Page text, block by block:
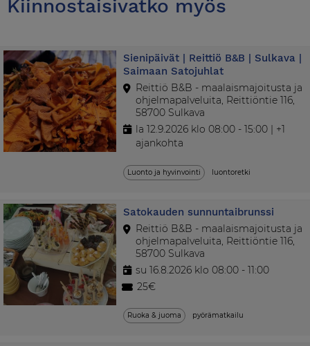
Kiinnostaisivatko myös
Sienipäivät | Reittiö B&B | Sulkava |
Saimaan Satojuhlat
Reittiö B&B - maalaismajoitusta ja
ohjelmapalveluita, Reittiöntie 116,
58700 Sulkava
la 12.9.2026 klo 08:00 - 15:00 | +1
ajankohta
Luonto ja hyvinvointi luontoretki
Satokauden sunnuntaibrunssi
Reittiö B&B - maalaismajoitusta ja
ohjelmapalveluita, Reittiöntie 116,
58700 Sulkava
su 16.8.2026 klo 08:00 - 11:00
25€
Ruoka & juoma pyörämatkailu